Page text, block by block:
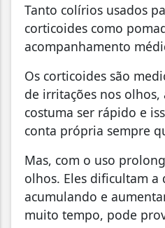
Tanto colírios usados
corticoides como
acompanhamento
Os corticoides são
de irritações nos
costuma ser rápido e
conta própria sempre
Mas, com o uso
olhos. Eles dificultam
acumulando e
muito tempo, pode